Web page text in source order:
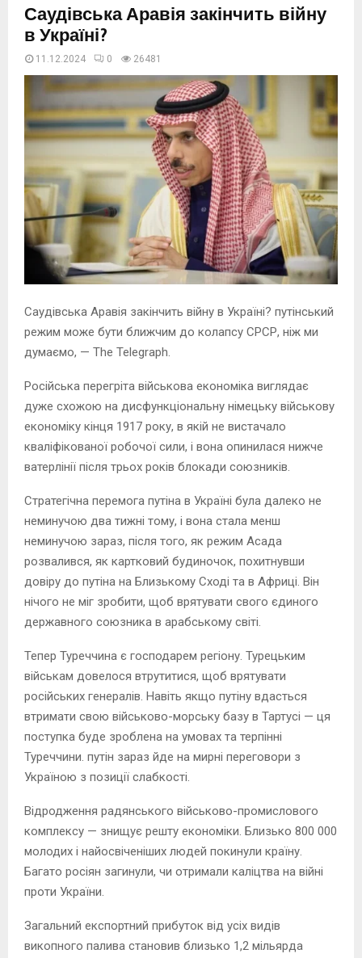
Саудівська Аравія закінчить війну
в Україні?
11.12.2024 0 26482
Саудівська Аравія закінчить війну в Україні? путінський
режим може бути ближчим до колапсу СРСР, ніж ми
думаємо, — The Telegraph.
Російська перегріта військова економіка виглядає
дуже схожою на дисфункціональну німецьку військову
економіку кінця 1917 року, в якій не вистачало
кваліфікованої робочої сили, і вона опинилася нижче
ватерлінії після трьох років блокади союзників.
Стратегічна перемога путіна в Україні була далеко не
неминучою два тижні тому, і вона стала менш
неминучою зараз, після того, як режим Асада
розвалився, як картковий будиночок, похитнувши
довіру до путіна на Близькому Сході та в Африці. Він
нічого не міг зробити, щоб врятувати свого єдиного
державного союзника в арабському світі.
Тепер Туреччина є господарем регіону. Турецьким
військам довелося втрутитися, щоб врятувати
російських генералів. Навіть якщо путіну вдасться
втримати свою військово-морську базу в Тартусі — ця
поступка буде зроблена на умовах та терпінні
Туреччини. путін зараз йде на мирні переговори з
Україною з позиції слабкості.
Відродження радянського військово-промислового
комплексу — знищує решту економіки. Близько 800 000
молодих і найосвіченіших людей покинули країну.
Багато росіян загинули, чи отримали каліцтва на війні
проти України.
Загальний експортний прибуток від усіх видів
викопного палива становив близько 1,2 мільярда